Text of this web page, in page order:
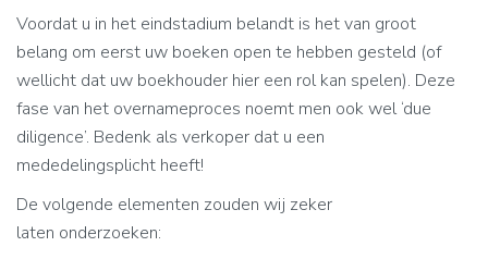
Voordat u in het eindstadium belandt is het van groot
belang om eerst uw boeken open te hebben gesteld (of
wellicht dat uw boekhouder hier een rol kan spelen). Deze
fase van het overnameproces noemt men ook wel ‘due
diligence’. Bedenk als verkoper dat u een
mededelingsplicht heeft!
De volgende elementen zouden wij zeker
laten onderzoeken: